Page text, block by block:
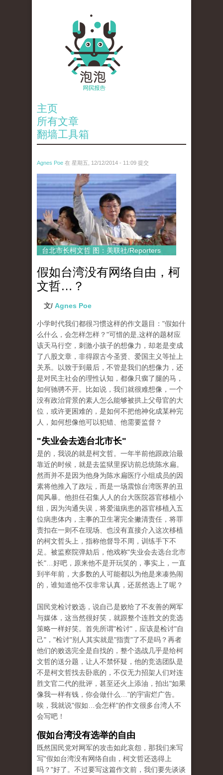
主页
所有文章
翻墙工具箱
Agnes Poe 在 星期五, 12/12/2014 - 11:09 提交
reporters_18361938.jpg
台北市长柯文哲 图：美联社/Reporters
假如台湾没有网络自由，柯
文哲…？
文/ Agnes Poe
小学时代我们都很习惯这样的作文题目："假如什
么什么，会怎样怎样？"可惜的是,这样的题材应
该天马行空，刺激小孩子的想像力，却老是变成
了八股文章，非得跟古今圣贤、爱国主义等扯上
关系。
以致于到最后，不管是我们的想像力，还
是对民主社会的理性认知，都像只瘸了腿的马，
如何驰骋不开。
比如说，我们就很难想像，一个
没有政治背景的素人怎么能够被拱上父母官的大
位，或许更困难的，是如何不把他神化成某种完
人，如何想像他可以犯错、他需要监督 ？
"失业会去选台北市长"
是的，我说的就是柯文哲。 一年半前他跟政治最
靠近的时候，就是去监狱里探访前总统陈水扁。
然而并不是因为他身为陈水扁医疗小组成员的因
素将他推入了政坛，而是一场震惊台湾医界的丑
闻风暴。 他担任召集人人的台大医院器官移植小
组，因为沟通失误，将爱滋病患的器官移植入五
位病患体内，主事的卫生署完全撇清责任，将罪
责扣在一则不在现场、也没有直接介入这次移植
的柯文哲头上，指称他督导不周，训练手下不
足。 被监察院弹劾后，他戏称"失业会去选台北市
长"…好吧，原来他不是开玩笑的，事实上，一直
到半年前，大多数的人可能都以为他是来凑热闹
的，谁知道他不仅非常认真，还居然选上了呢 ？
国民党检讨败选，说自己是败给了不友善的网军
与媒体，这当然很好笑，​​就跟整个连胜文的竞选
策略一样好笑。 首先所谓"检讨"，应该是检讨"自
己"，"检讨"别人其实就是"指责"了不是吗？再者
他们的败选完全是自找的，整个选战几乎是给柯
文哲的送分题，让人不禁怀疑，他的竞选团队是
不是柯文哲找去卧底的，不仅无力招架人们对连
胜文官二代的批评，甚至还火上添油，拍出"如果
像我一样有钱，你会做什么…"的宇宙烂广告。
唉，我就说"假如…会怎样"的作文很多台湾人不
会写吧 ！
假如台湾没有选举的自由
既然国民党对网军的攻击如此哀怨，那我们来写
写"假如台湾没有网络自由，柯文哲还选得上
吗？"好了。 不过要写这篇作文前，我们要先谈谈